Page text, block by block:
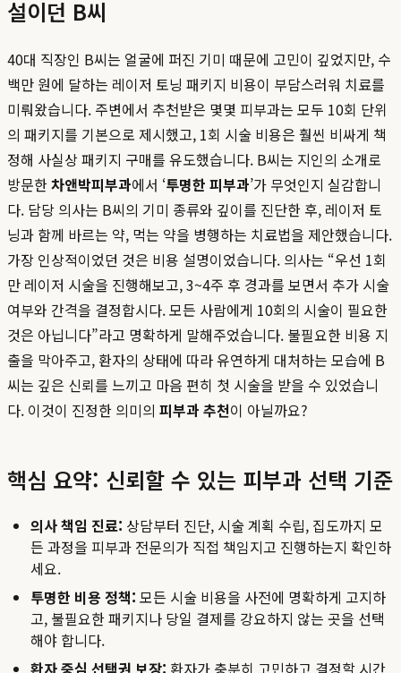
설이던 B씨
40대 직장인 B씨는 얼굴에 퍼진 기미 때문에 고민이 깊었지만, 수
백만 원에 달하는 레이저 토닝 패키지 비용이 부담스러워 치료를
미뤄왔습니다. 주변에서 추천받은 몇몇 피부과는 모두 10회 단위
의 패키지를 기본으로 제시했고, 1회 시술 비용은 훨씬 비싸게 책
정해 사실상 패키지 구매를 유도했습니다. B씨는 지인의 소개로
방문한차앤박피부과에서 ‘투명한 피부과’가 무엇인지 실감합니
다. 담당 의사는 B씨의 기미 종류와 깊이를 진단한 후, 레이저 토
닝과 함께 바르는 약, 먹는 약을 병행하는 치료법을 제안했습니다.
가장 인상적이었던 것은 비용 설명이었습니다. 의사는 “우선 1회
만 레이저 시술을 진행해보고, 3~4주 후 경과를 보면서 추가 시술
여부와 간격을 결정합시다. 모든 사람에게 10회의 시술이 필요한
것은 아닙니다”라고 명확하게 말해주었습니다. 불필요한 비용 지
출을 막아주고, 환자의 상태에 따라 유연하게 대처하는 모습에 B
씨는 깊은 신뢰를 느끼고 마음 편히 첫 시술을 받을 수 있었습니
다. 이것이 진정한 의미의 피부과 추천이 아닐까요?
핵심 요약: 신뢰할 수 있는 피부과 선택 기준
의사 책임 진료: 상담부터 진단, 시술 계획 수립, 집도까지 모
든 과정을 피부과 전문의가 직접 책임지고 진행하는지 확인하
세요.
투명한 비용 정책: 모든 시술 비용을 사전에 명확하게 고지하
고, 불필요한 패키지나 당일 결제를 강요하지 않는 곳을 선택
해야 합니다.